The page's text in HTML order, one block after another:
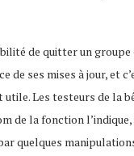
de quitter un
de ses mises à jour, et
Les testeurs de la
de la fonction l’indique,
quelques